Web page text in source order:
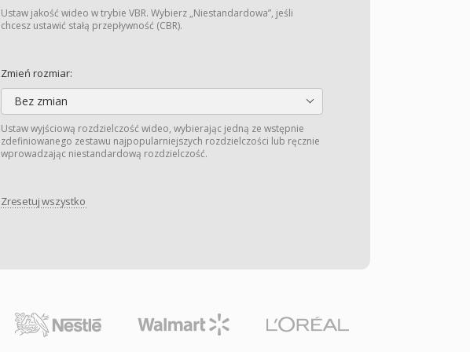
Ustaw jakość wideo w trybie VBR. Wybierz „Niestandardowa”, jeśli
chcesz ustawić stałą przepływność (CBR).
Zmień rozmiar:
Bez zmian
Ustaw wyjściową rozdzielczość wideo, wybierając jedną ze wstępnie
zdefiniowanego zestawu najpopularniejszych rozdzielczości lub ręcznie
wprowadzając niestandardową rozdzielczość.
Zresetuj wszystko